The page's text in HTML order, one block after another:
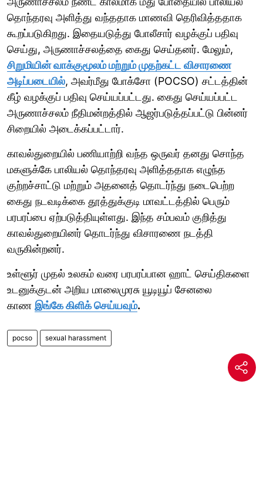
தொந்தரவு அளித்து வந்ததாக மாணவி தெரிவித்ததாக
கூறப்படுகிறது. இதையடுத்து போலீசார் வழக்குப் பதிவு
செய்து, அருணாச்சலத்தை கைது செய்தனர். மேலும்,
சிறுமியின் வாக்குமூலம் மற்றும் முதற்கட்ட விசாரணை
அடிப்படையில், அவர்மீது போக்சோ (POCSO) சட்டத்தின்
கீழ் வழக்குப் பதிவு செய்யப்பட்டது. கைது செய்யப்பட்ட
அருணாச்சலம் நீதிமன்றத்தில் ஆஜர்படுத்தப்பட்டு பின்னர்
சிறையில் அடைக்கப்பட்டார்.
காவல்துறையில் பணியாற்றி வந்த ஒருவர் தனது சொந்த
மகளுக்கே பாலியல் தொந்தரவு அளித்ததாக எழுந்த
குற்றச்சாட்டு மற்றும் அதனைத் தொடர்ந்து நடைபெற்ற
கைது நடவடிக்கை தூத்துக்குடி மாவட்டத்தில் பெரும்
பரபரப்பை ஏற்படுத்தியுள்ளது. இந்த சம்பவம் குறித்து
காவல்துறையினர் தொடர்ந்து விசாரணை நடத்தி
வருகின்றனர்.
உள்ளூர் முதல் உலகம் வரை பரபரப்பான ஹாட் செய்திகளை
உடனுக்குடன் அறிய மாலைமுரசு யூடியூப் சேனலை
காண இங்கே கிளிக் செய்யவும்.
pocso sexual harassment